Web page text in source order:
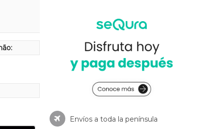
Envíos a toda la península